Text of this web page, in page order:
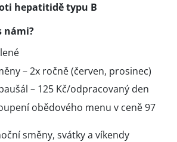
hepatitidě typu B
námi?
– 2x ročně (červen, prosinec)
– 125 Kč/odpracovaný den
obědového menu v ceně 97
směny, svátky a víkendy